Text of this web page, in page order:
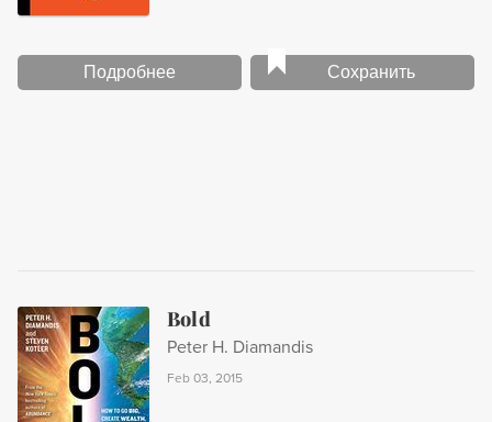
Подробнее Сохранить
Bold
Peter H. Diamandis
Feb 03, 2015